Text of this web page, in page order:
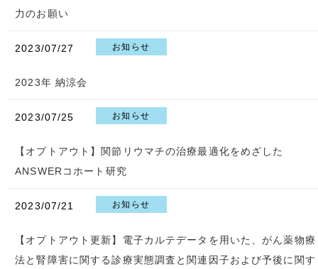
力のお願い
2023/07/27 お知らせ
2023年 納涼会
2023/07/25 お知らせ
【オプトアウト】関節リウマチの治療最適化をめざした
ANSWERコホート研究
2023/07/21 お知らせ
【オプトアウト更新】電子カルテデータを用いた、がん薬物療
法と腎障害に関する診療実態調査と関連因子および予後に関す